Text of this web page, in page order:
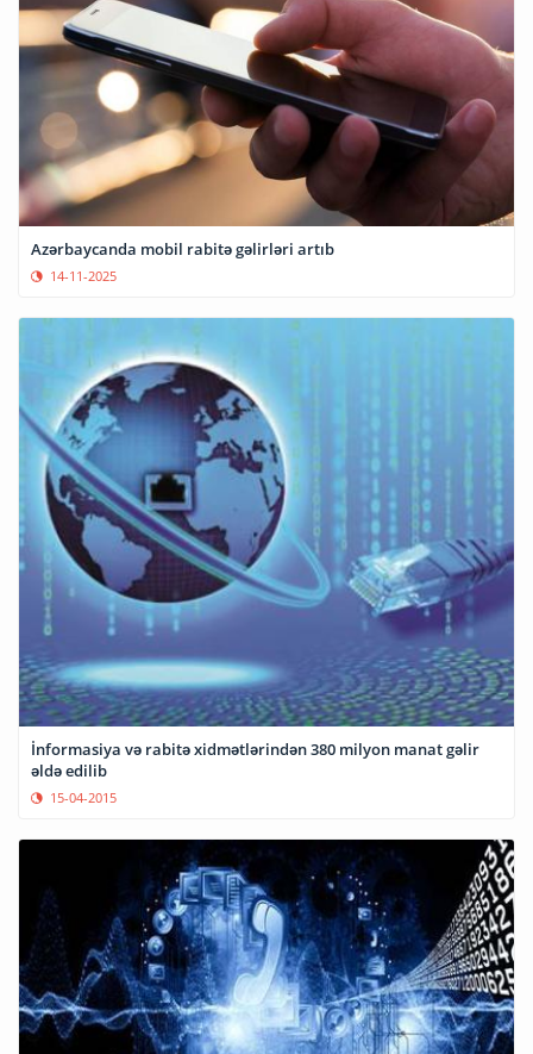
Azərbaycanda mobil rabitə gəlirləri artıb
14-11-2025
İnformasiya və rabitə xidmətlərindən 380 milyon manat gəlir
əldə edilib
15-04-2015